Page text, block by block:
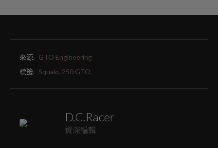
來源. GTO Engineering
標籤. Squalo, 250 GTO,
D.C.Racer
資深編輯